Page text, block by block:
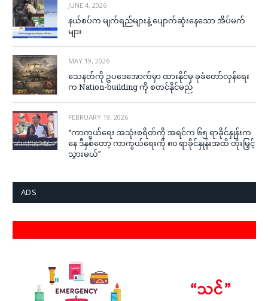
JUNE 4, 2026
နယ်စပ်က မျက်ရည်များနဲ့ ပျောက်ဆုံးနေသော အိပ်မက်
များ
MAY 19, 2026
သေနတ်ကို ဥပဒေအောက်မှာ ထားနိုင်မှ ခုခံတော်လှန်ရေး
က Nation-building ကို စတင်နိုင်မည်
FEBRUARY 19, 2026
“ကာကွယ်ရေး အသုံးစရိတ်ကို အရင်က ၆၅ ရာခိုင်နှုန်းက
နေ ဒီနှစ်တော့ ကာကွယ်ရေးကို ၈၀ ရာခိုင်နှုန်းအထိ တိုးမြှင့်
သွားမယ်”
ADS